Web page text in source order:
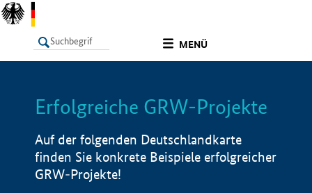
MENÜ
LISTE Info
Erfolgreiche GRW-Projekte
Auf der folgenden Deutschlandkarte
finden Sie konkrete Beispiele erfolgreicher
GRW-Projekte!